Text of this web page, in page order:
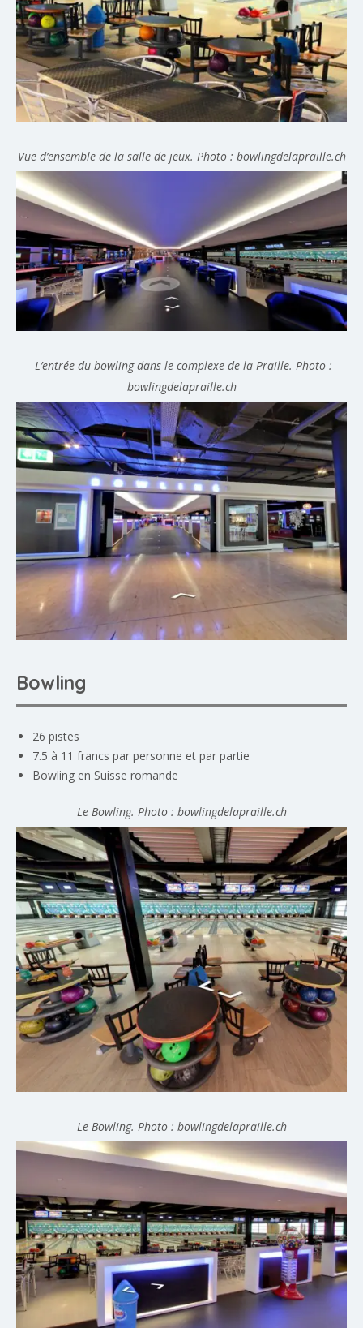
Vue d’ensemble de la salle de jeux. Photo : bowlingdelapraille.ch
L’entrée du bowling dans le complexe de la Praille. Photo :
bowlingdelapraille.ch
Bowling
26 pistes
7.5 à 11 francs par personne et par partie
Bowling en Suisse romande
Le Bowling. Photo : bowlingdelapraille.ch
Le Bowling. Photo : bowlingdelapraille.ch